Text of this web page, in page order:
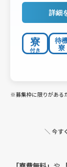
詳細
寮
付き
待
寮
※募集枠に限りがある
＼ 今す